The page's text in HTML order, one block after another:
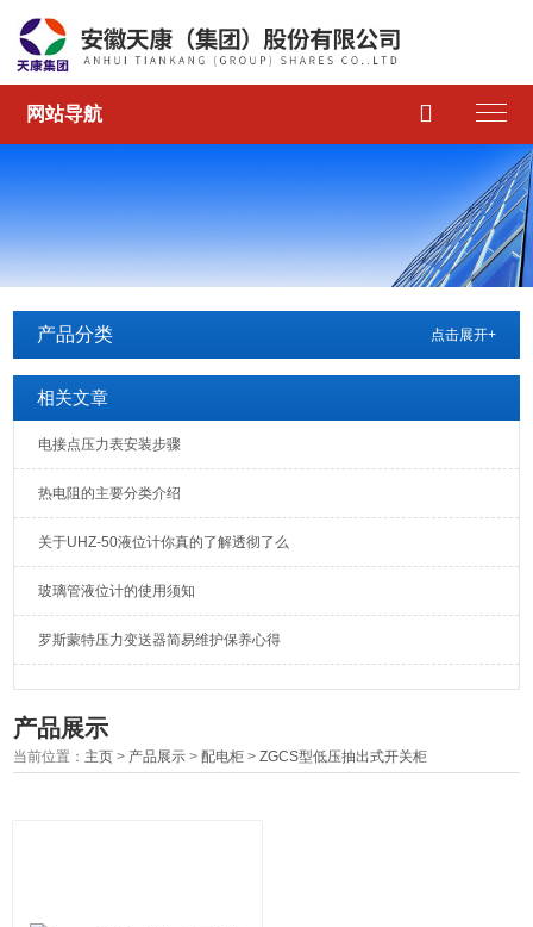
网站导航 
产品分类 点击展开+
相关文章
电接点压力表安装步骤
热电阻的主要分类介绍
关于UHZ-50液位计你真的了解透彻了么
玻璃管液位计的使用须知
罗斯蒙特压力变送器简易维护保养心得
产品展示
当前位置： 主页 > 产品展示 > 配电柜 >ZGCS型低压抽出式开关柜